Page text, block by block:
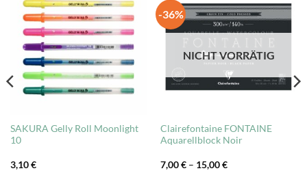
SAKURA Gelly Roll Moonlight
10
3,10€
-36%
NICHT VORRÄTIG
Clairefontaine FONTAINE
Aquarellblock Noir
7,00€– 15,00€